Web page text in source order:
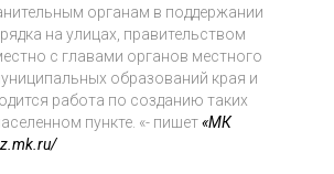
органам в поддержании
на улицах, правительством
с главами органов местного
образований края и
работа по созданию таких
пункте. «- пишет«МК